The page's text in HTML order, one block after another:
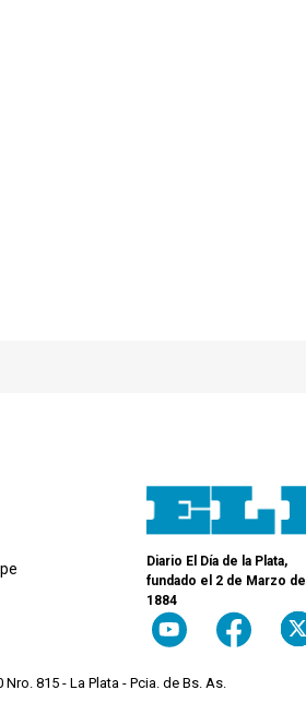
Diario El Día de la Plata,
fundado el 2 de Marzo de
1884
815 - La Plata - Pcia. de Bs. As.